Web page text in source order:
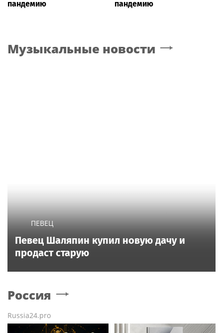
пандемию
пандемию
Музыкальные новости
ПЕВЕЦ
Певец Шаляпин купил новую дачу и
продаст старую
Россия
Russia24.pro